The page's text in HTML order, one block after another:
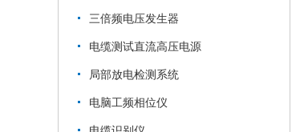
三倍频电压发生器
电缆测试直流高压电源
局部放电检测系统
电脑工频相位仪